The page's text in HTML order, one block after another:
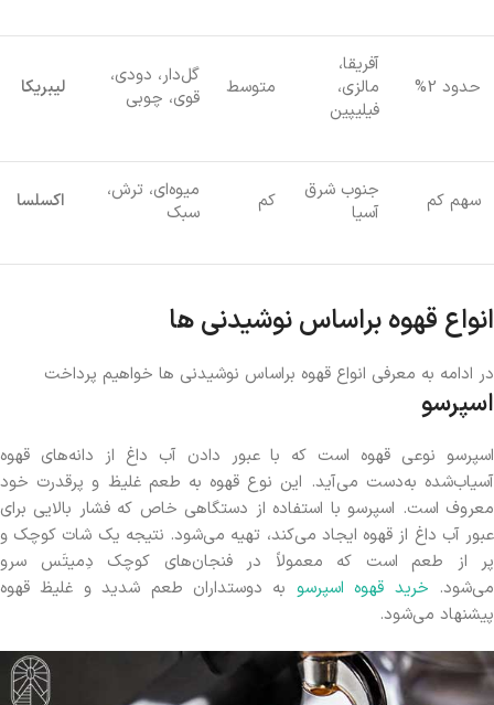
حدود 2%
آفریقا،
مالزی،
فیلیپین
متوسط
گل‌دار، دودی،
قوی، چوبی
لیبریکا
سهم کم
جنوب شرق
آسیا
کم
میوه‌ای، ترش،
سبک
اکسلسا
انواع قهوه براساس نوشیدنی ها
در ادامه به معرفی انواع قهوه براساس نوشیدنی ها خواهیم پرداخت
اسپرسو
اسپرسو نوعی قهوه است که با عبور دادن آب داغ از دانه‌های قهوه
آسیاب‌شده به‌دست می‌آید. این نوع قهوه به طعم غلیظ و پرقدرت خود
معروف است. اسپرسو با استفاده از دستگاهی خاص که فشار بالایی برای
عبور آب داغ از قهوه ایجاد می‌کند، تهیه می‌شود. نتیجه یک شات کوچک و
پر از طعم است که معمولاً در فنجان‌های کوچک دِمیتَس سرو
می‌شود. خرید قهوه اسپرسو به دوستداران طعم شدید و غلیظ قهوه
پیشنهاد می‌شود.